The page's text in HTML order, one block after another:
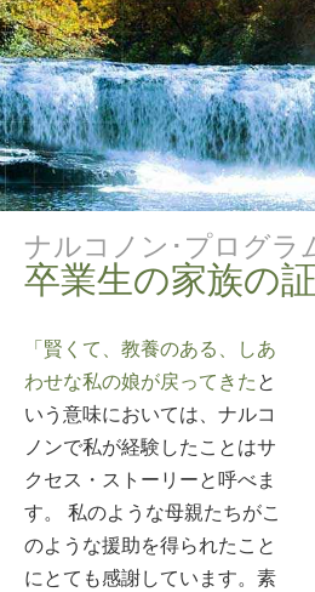
ナルコノン･プログラ
卒業生の家族の
「賢くて、教養のある、しあ
わせな私の娘が戻ってきたと
いう意味においては、ナルコ
ノンで私が経験したことはサ
クセス・ストーリーと呼べま
す。 私のような母親たちがこ
のような援助を得られたこと
にとても感謝しています。素